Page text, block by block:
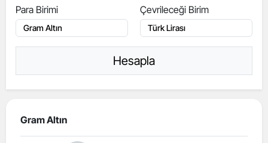
Para Birimi
Çevrileceği Birim
Hesapla
Gram Altın